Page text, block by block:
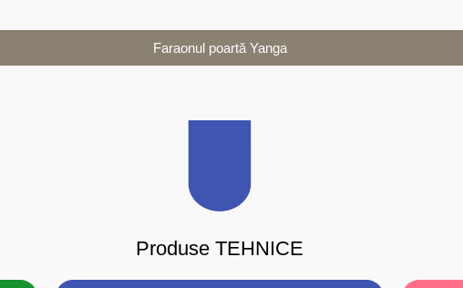
Faraonul poartă Yanga
Produse TEHNICE